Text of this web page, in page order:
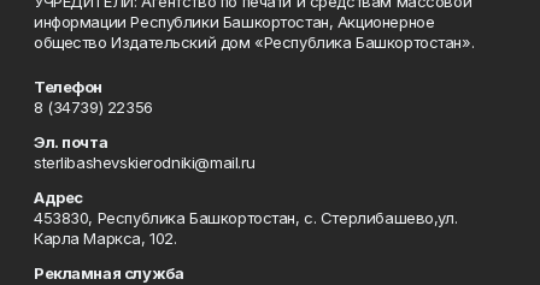
информации Республики Башкортостан, Акционерное
общество Издательский дом «Республика Башкортостан».
Телефон
8 (34739) 22356
Эл. почта
sterlibashevskierodniki@mail.ru
Адрес
453830, Республика Башкортостан, c. Стерлибашево,ул.
Карла Маркса, 102.
Рекламная служба